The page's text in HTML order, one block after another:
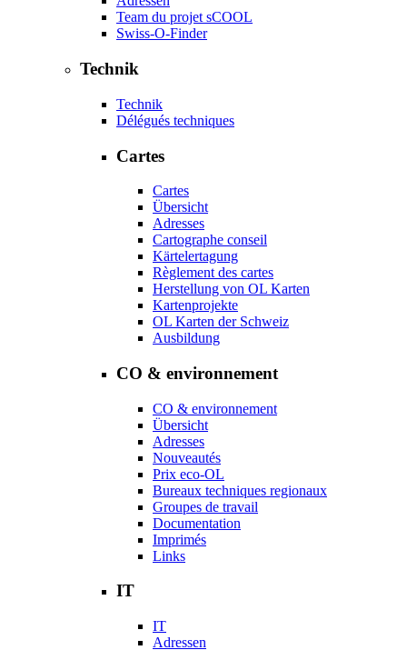
Team du projet sCOOL
Swiss-O-Finder
Technik
Technik
Délégués techniques
Cartes
Cartes
Übersicht
Adresses
Cartographe conseil
Kärtelertagung
Règlement des cartes
Herstellung von OL Karten
Kartenprojekte
OL Karten der Schweiz
Ausbildung
CO & environnement
CO & environnement
Übersicht
Adresses
Nouveautés
Prix eco-OL
Bureaux techniques regionaux
Groupes de travail
Documentation
Imprimés
Links
IT
IT
Adressen